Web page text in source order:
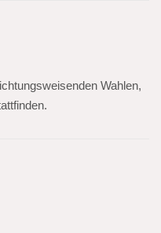
Wahlen,